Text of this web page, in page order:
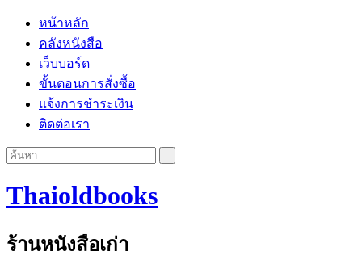
หน้าหลัก
คลังหนังสือ
เว็บบอร์ด
ขั้นตอนการสั่งซื้อ
แจ้งการชำระเงิน
ติดต่อเรา
Thaioldbooks
ร้านหนังสือเก่า